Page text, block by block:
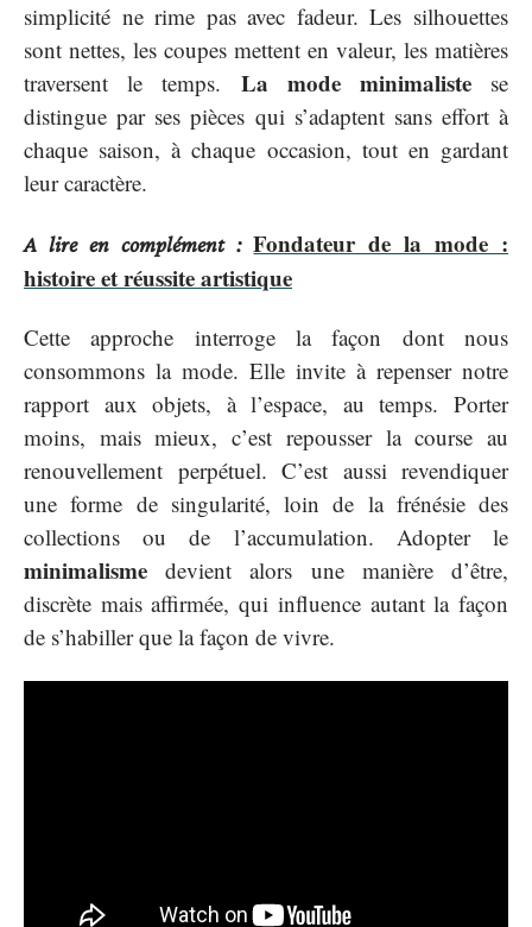
simplicité ne rime pas avec fadeur. Les silhouettes
sont nettes, les coupes mettent en valeur, les matières
traversent le temps. La mode minimalistese
distingue par ses pièces qui s’adaptent sans effort à
chaque saison, à chaque occasion, tout en gardant
leur caractère.
A lire en complément : Fondateur de la mode :
histoire et réussite artistique
Cette approche interroge la façon dont nous
consommons la mode. Elle invite à repenser notre
rapport aux objets, à l’espace, au temps. Porter
moins, mais mieux, c’est repousser la course au
renouvellement perpétuel. C’est aussi revendiquer
une forme de singularité, loin de la frénésie des
collections ou de l’accumulation. Adopter le
minimalisme devient alors une manière d’être,
discrète mais affirmée, qui influence autant la façon
de s’habiller que la façon de vivre.